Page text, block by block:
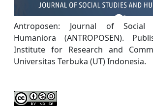
Antroposen: Journal of Social
Humaniora (ANTROPOSEN).
Institute for Research and
Universitas Terbuka (UT) Indonesia.